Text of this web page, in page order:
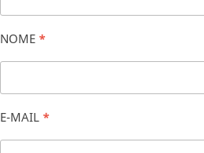
NOME *
E-MAIL *